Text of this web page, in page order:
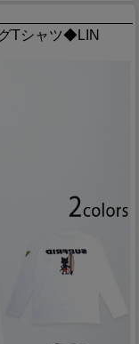
Tシャツ◆LIN